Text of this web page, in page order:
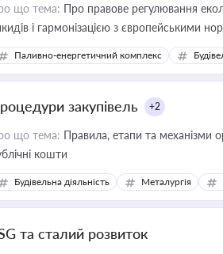
що тема: Про правове регулювання
і гармонізацією з європейськими
Паливно-енергетичний комплекс
закупівель +2
що тема: Правила, етапи та механізми
кошти
Будівельна діяльність Металургія
та сталий розвиток